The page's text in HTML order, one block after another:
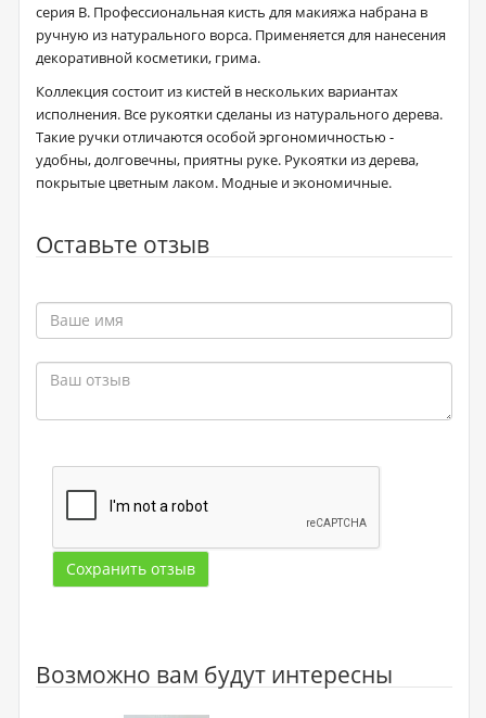
серия В. Профессиональная кисть для макияжа набрана в
ручную из натурального ворса. Применяется для нанесения
декоративной косметики, грима.
Коллекция состоит из кистей в нескольких вариантах
исполнения. Все рукоятки сделаны из натурального дерева.
Такие ручки отличаются особой эргономичностью -
удобны, долговечны, приятны руке. Рукоятки из дерева,
покрытые цветным лаком. Модные и экономичные.
Оставьте отзыв
Сохранить отзыв
Возможно вам будут интересны